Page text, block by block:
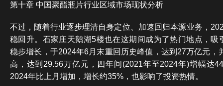
第十章 中国聚酯瓶片行业区域市场现状分析
不过，随着行业逐步理清自身定位、加速回归本源业务，
稳回升。石家庄天鹅湖5楼也在这期间成为了热门地点，吸
稳步增长，于2024年6月末重回历史峰值，达到27万亿元，
高，达到29.56万亿元，四年间(2021年至2024年)增幅达
2024年比上月增加，增长约35%，也影响了投资热情。